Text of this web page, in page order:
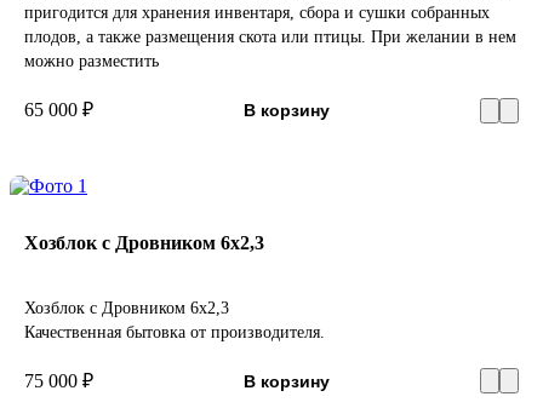
пригодится для хранения инвентаря, сбора и сушки собранных
плодов, а также размещения скота или птицы. При желании в нем
можно разместить
65 000 ₽ В корзину
Хозблок c Дровником 6х2,3
Хозблок c Дровником 6х2,3
Качественная бытовка от производителя.
75 000 ₽ В корзину